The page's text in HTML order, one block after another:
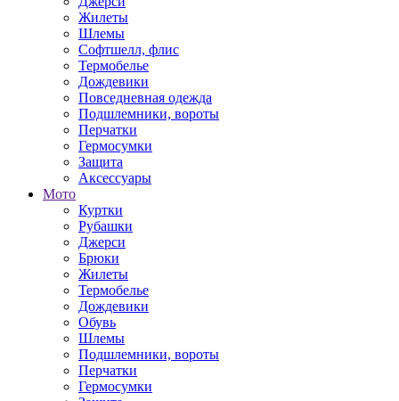
Жилеты
Шлемы
Софтшелл, флис
Термобелье
Дождевики
Повседневная одежда
Подшлемники, вороты
Перчатки
Гермосумки
Защита
Аксессуары
Мото
Куртки
Рубашки
Джерси
Брюки
Жилеты
Термобелье
Дождевики
Обувь
Шлемы
Подшлемники, вороты
Перчатки
Гермосумки